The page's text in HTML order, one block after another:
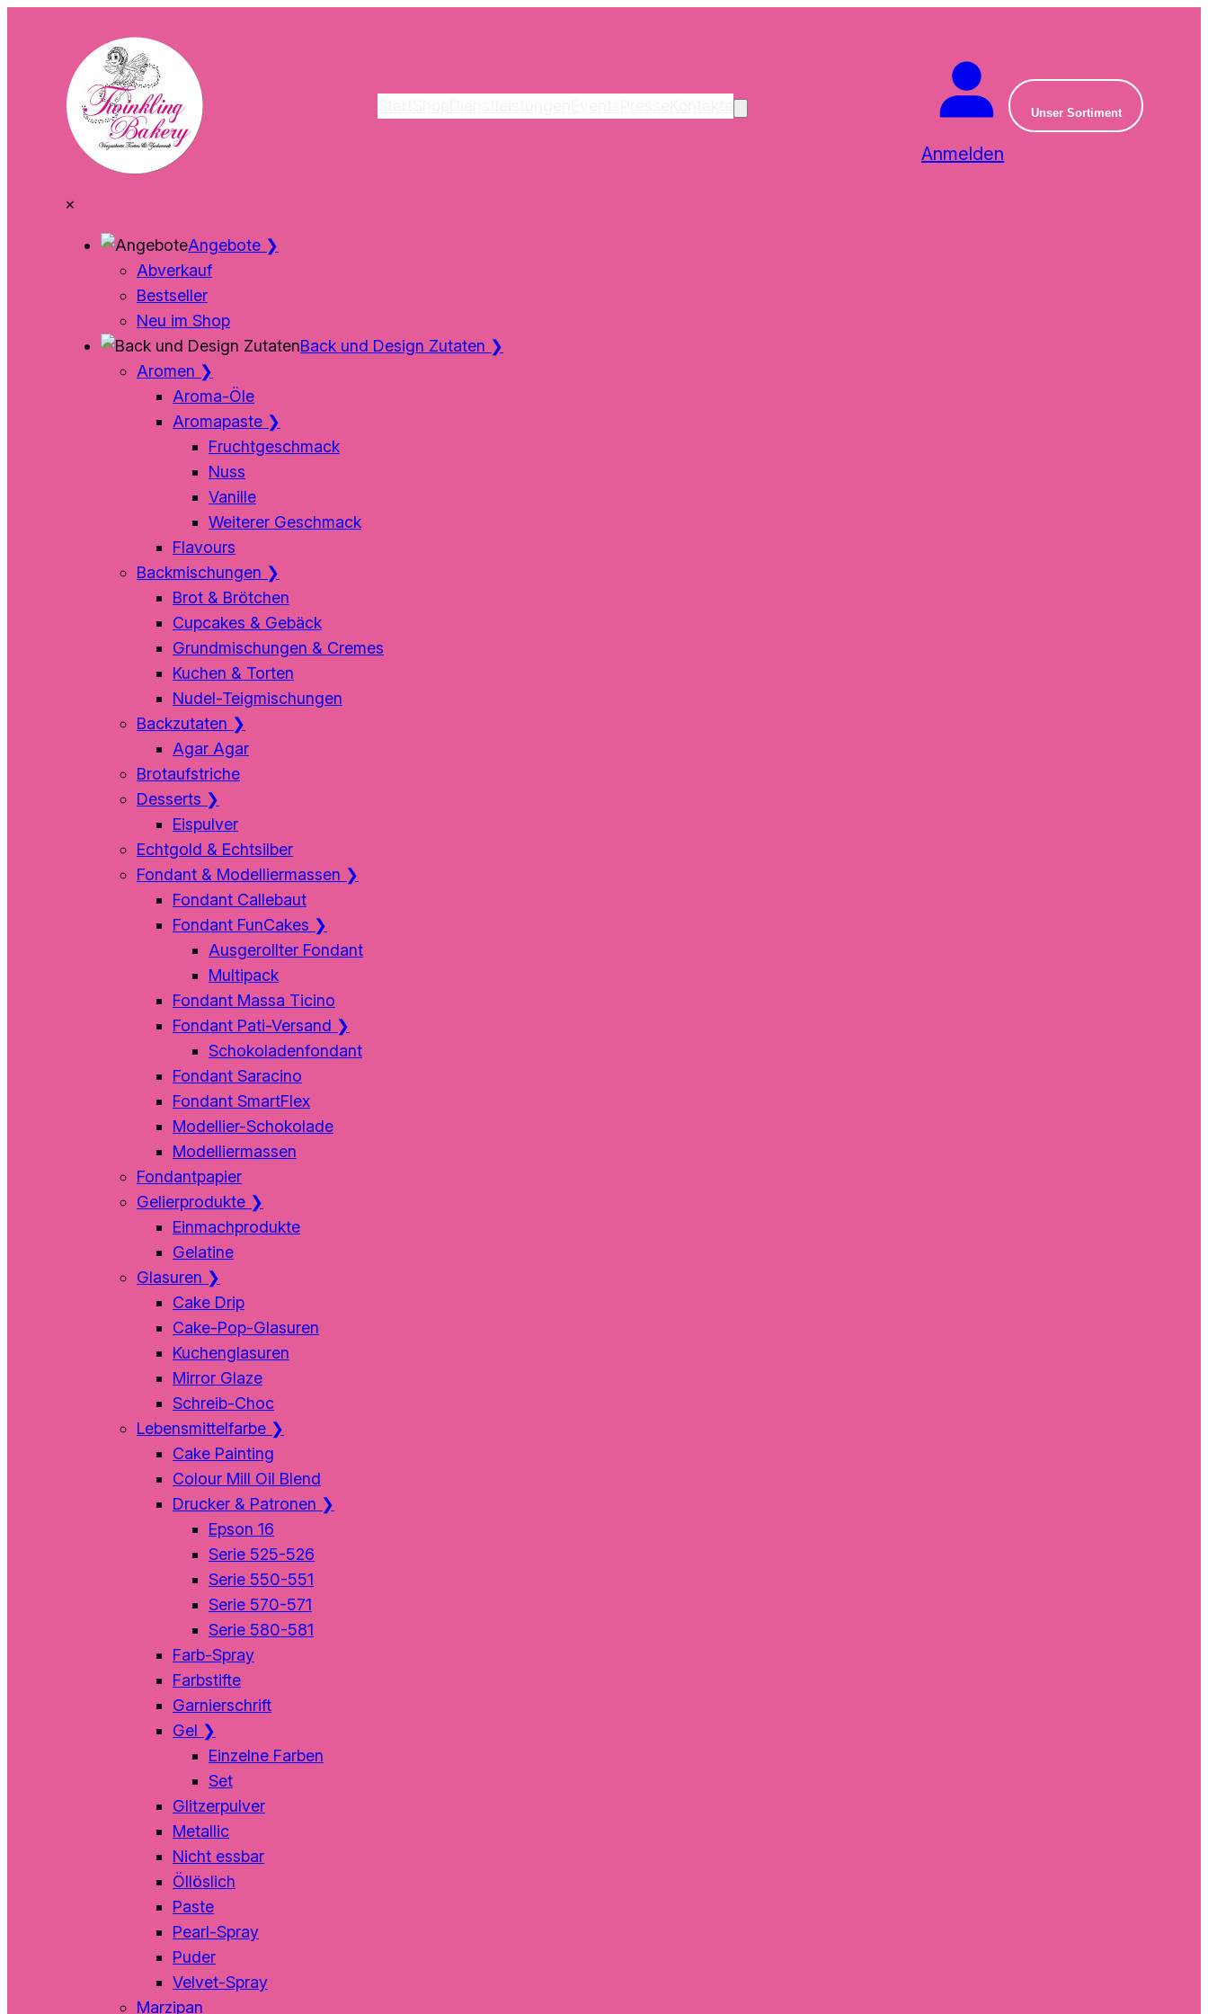
Kontakte
Anmelden
Unser Sortiment
×
Angebote ❯
Abverkauf
Bestseller
Neu im Shop
Back und Design Zutaten ❯
Aromen ❯
Aroma-Öle
Aromapaste ❯
Fruchtgeschmack
Nuss
Vanille
Weiterer Geschmack
Flavours
Backmischungen ❯
Brot & Brötchen
Cupcakes & Gebäck
Grundmischungen & Cremes
Kuchen & Torten
Nudel-Teigmischungen
Backzutaten ❯
Agar Agar
Brotaufstriche
Desserts ❯
Eispulver
Echtgold & Echtsilber
Fondant & Modelliermassen ❯
Fondant Callebaut
Fondant FunCakes ❯
Ausgerollter Fondant
Multipack
Fondant Massa Ticino
Fondant Pati-Versand ❯
Schokoladenfondant
Fondant Saracino
Fondant SmartFlex
Modellier-Schokolade
Modelliermassen
Fondantpapier
Gelierprodukte ❯
Einmachprodukte
Gelatine
Glasuren ❯
Cake Drip
Cake-Pop-Glasuren
Kuchenglasuren
Mirror Glaze
Schreib-Choc
Lebensmittelfarbe ❯
Cake Painting
Colour Mill Oil Blend
Drucker & Patronen ❯
Epson 16
Serie 525-526
Serie 550-551
Serie 570-571
Serie 580-581
Farb-Spray
Farbstifte
Garnierschrift
Gel ❯
Einzelne Farben
Set
Glitzerpulver
Metallic
Nicht essbar
Öllöslich
Paste
Pearl-Spray
Puder
Velvet-Spray
Marzipan